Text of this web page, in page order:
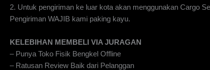
2. Untuk pengiriman ke luar kota akan menggunakan Cargo
Pengiriman WAJIB kami paking kayu.
KELEBIHAN MEMBELI VIA JURAGAN
– Punya Toko Fisik Bengkel Offline
– Ratusan Review Baik dari Pelanggan